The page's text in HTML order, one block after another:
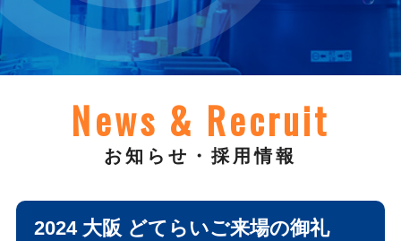
a
g
News & Recruit
お知らせ・採用情報
2024 大阪 どてらいご来場の御礼